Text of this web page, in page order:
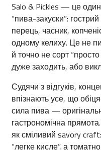
Salo & Pickles — це один
“пива-закуски”:
перець, часник,
одному келиху. Це не
й точно не сорт
дуже заходить, або
Судячи з відгуків,
впізнають усе, що
сила пива —
гастрономічна
як сміливий savory
“легке кисле”, а